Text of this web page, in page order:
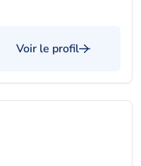
Voir le profil